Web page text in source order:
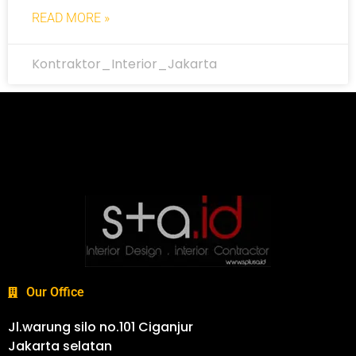
READ MORE »
Kontraktor_Interior_Jakarta
Our Office
Jl.warung silo no.101 Ciganjur
Jakarta selatan